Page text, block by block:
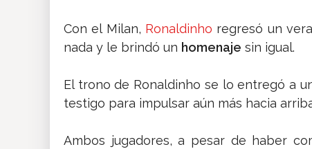
Con el Milan, Ronaldinho regresó un
nada y le brindó un homenaje sin igual.
El trono de Ronaldinho se lo entregó a
testigo para impulsar aún más hacia
Ambos jugadores, a pesar de haber